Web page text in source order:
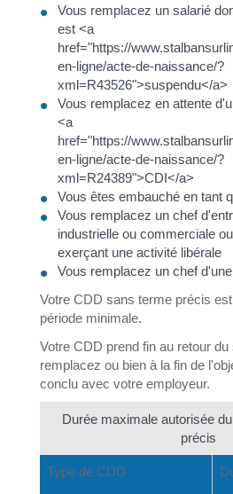
Vous remplacez un salarié
est <a
href="https://
en-ligne/acte-de-naissance/?
xml=R43526">suspendu</a>
Vous remplacez en attente
<a
href="https://
en-ligne/acte-de-naissance/?
xml=R24389">CDI</a>
Vous êtes embauché en tant
Vous remplacez un chef
industrielle ou commerciale
exerçant une activité libérale
Vous remplacez un chef
Votre CDD sans terme précis
période minimale.
Votre CDD prend fin au retour
remplacez ou bien à la fin de
conclu avec votre employeur.
Durée maximale autorisée
précis
Type de CDD